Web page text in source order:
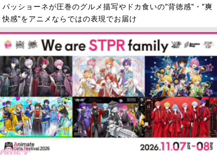
パッショーネが圧巻のグルメ描写やドカ食いの”背徳感”・”爽
快感”をアニメならではの表現でお届け